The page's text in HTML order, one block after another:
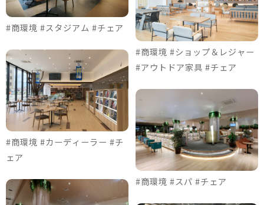
#商環境 #スタジアム #チェア
#商環境 #カーディーラー #チ
ェア
#商環境 #ショップ＆レジャー
#アウトドア家具 #チェア
#商環境 #スパ #チェア